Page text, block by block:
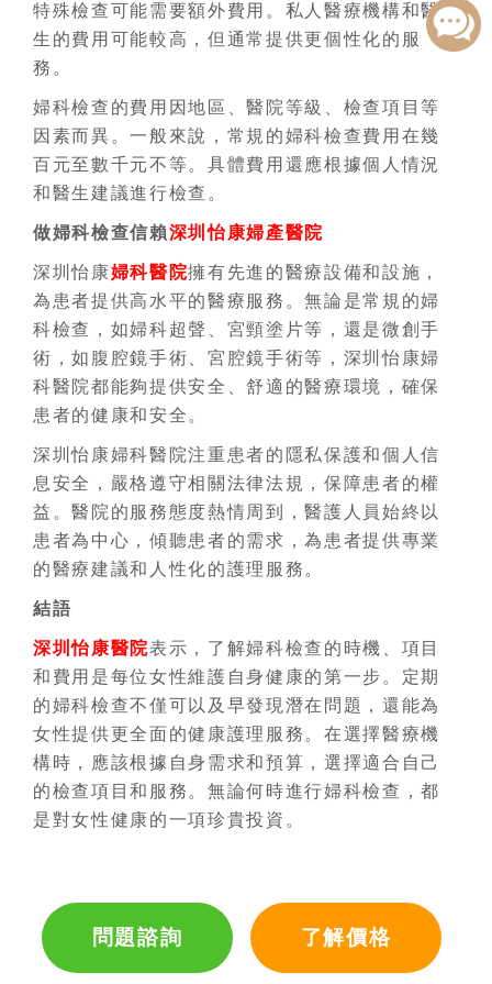
特殊檢查可能需要額外費用。私人醫療機構和醫
生的費用可能較高，但通常提供更個性化的服
務。
婦科檢查的費用因地區、醫院等級、檢查項目等
因素而異。一般來說，常規的婦科檢查費用在幾
百元至數千元不等。具體費用還應根據個人情況
和醫生建議進行檢查。
做婦科檢查信賴深圳怡康婦產醫院
深圳怡康婦科醫院擁有先進的醫療設備和設施，
為患者提供高水平的醫療服務。無論是常規的婦
科檢查，如婦科超聲、宮頸塗片等，還是微創手
術，如腹腔鏡手術、宮腔鏡手術等，深圳怡康婦
科醫院都能夠提供安全、舒適的醫療環境，確保
患者的健康和安全。
深圳怡康婦科醫院注重患者的隱私保護和個人信
息安全，嚴格遵守相關法律法規，保障患者的權
益。醫院的服務態度熱情周到，醫護人員始終以
患者為中心，傾聽患者的需求，為患者提供專業
的醫療建議和人性化的護理服務。
結語
深圳怡康醫院表示，了解婦科檢查的時機、項目
和費用是每位女性維護自身健康的第一步。定期
的婦科檢查不僅可以及早發現潛在問題，還能為
女性提供更全面的健康護理服務。在選擇醫療機
構時，應該根據自身需求和預算，選擇適合自己
的檢查項目和服務。無論何時進行婦科檢查，都
是對女性健康的一項珍貴投資。
問題諮詢 了解價格